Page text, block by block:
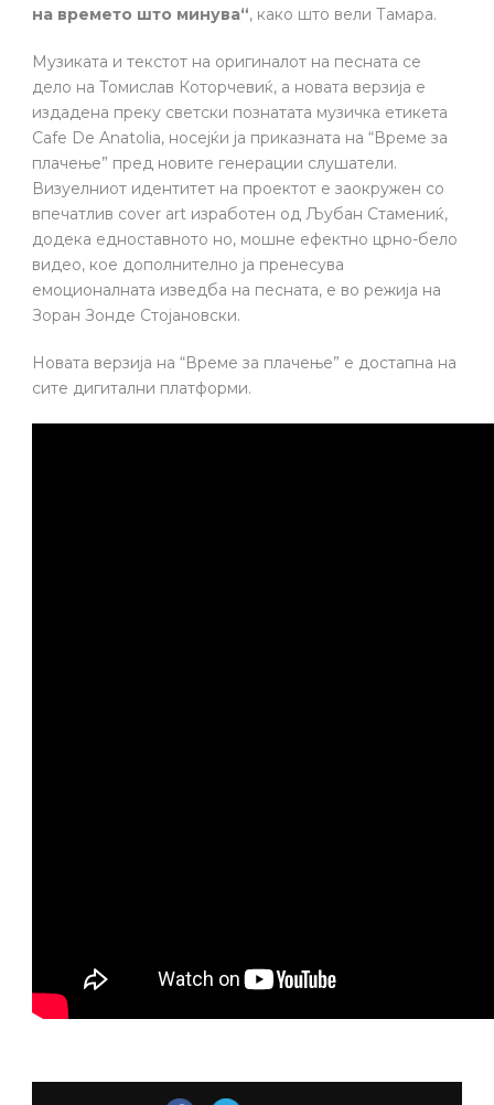
на времето што минува“, како што вели Тамара.
Музиката и текстот на оригиналот на песната се
дело на Томислав Которчевиќ, а новата верзија е
издадена преку светски познатата музичка етикета
Cafe De Anatolia, носејќи ја приказната на “Време за
плачење” пред новите генерации слушатели.
Визуелниот идентитет на проектот е заокружен со
впечатлив cover art изработен од Љубан Стамениќ,
додека едноставното но, мошне ефектно црно-бело
видео, кое дополнително ја пренесува
емоционалната изведба на песната, е во режија на
Зоран Зонде Стојановски.
Новата верзија на “Време за плачење” е достапна на
сите дигитални платформи.